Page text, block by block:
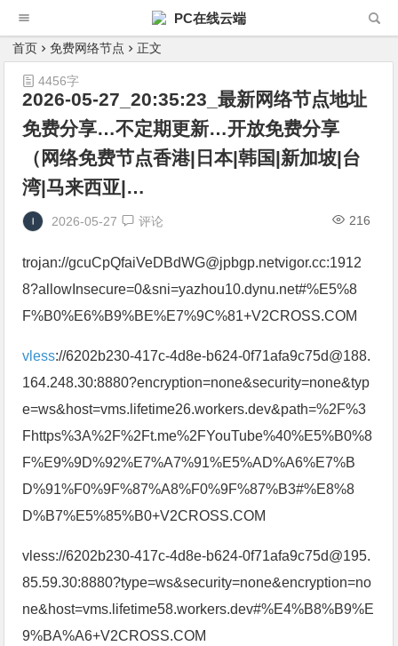
PC在线云端
首页 免费网络节点 正文
2026-05-27_20:35:23_最新网络节点地址
免费分享…不定期更新…开放免费分享
（网络免费节点香港|日本|韩国|新加坡|台
湾|马来西亚|…
2026-05-27 评论 216
4456字
trojan://gcuCpQfaiVeDBdWG@jpbgp.netvigor.cc:1912
8?allowInsecure=0&sni=yazhou10.dynu.net#%E5%8
F%B0%E6%B9%BE%E7%9C%81+V2CROSS.COM
vless://6202b230-417c-4d8e-b624-0f71afa9c75d@188.
164.248.30:8880?encryption=none&security=none&typ
e=ws&host=vms.lifetime26.workers.dev&path=%2F%3
Fhttps%3A%2F%2Ft.me%2FYouTube%40%E5%B0%8
F%E9%9D%92%E7%A7%91%E5%AD%A6%E7%B
D%91%F0%9F%87%A8%F0%9F%87%B3#%E8%8
D%B7%E5%85%B0+V2CROSS.COM
vless://6202b230-417c-4d8e-b624-0f71afa9c75d@195.
85.59.30:8880?type=ws&security=none&encryption=no
ne&host=vms.lifetime58.workers.dev#%E4%B8%B9%E
9%BA%A6+V2CROSS.COM